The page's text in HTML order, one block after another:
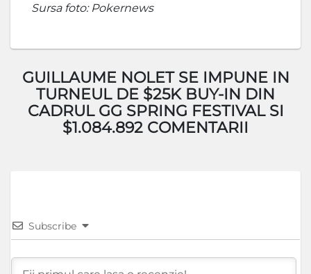
Sursa foto: Pokernews
GUILLAUME NOLET SE IMPUNE IN
TURNEUL DE $25K BUY-IN DIN
CADRUL GG SPRING FESTIVAL SI
$1.084.892 COMENTARII
Subscribe